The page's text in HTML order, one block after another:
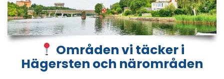
Områden vi täcker i
Hägersten och närområden